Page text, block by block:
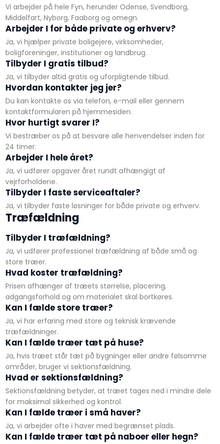
Vi arbejder på hele Fyn, herunder Odense, Svendborg,
Middelfart, Nyborg, Faaborg og omegn.
Arbejder I for både private og erhverv?
Ja, vi hjælper private boligejere, virksomheder,
boligforeninger, institutioner og landbrug.
Tilbyder I gratis tilbud?
Ja, vi tilbyder altid gratis og uforpligtende tilbud.
Hvordan kontakter jeg jer?
Du kan kontakte os via telefon, e-mail eller gennem
kontaktformularen på hjemmesiden.
Hvor hurtigt svarer I?
Vi bestræber os på at besvare alle henvendelser inden for
24 timer.
Arbejder I hele året?
Ja, vi udfører opgaver året rundt afhængigt af
vejrforholdene.
Tilbyder I faste serviceaftaler?
Ja, vi tilbyder faste løsninger for både private og erhverv.
Træfældning
Tilbyder I træfældning?
Ja, vi udfører professionel træfældning af både små og
store træer.
Hvad koster træfældning?
Prisen afhænger af træets størrelse, placering,
adgangsforhold og om materialet skal bortkøres.
Kan I fælde store træer?
Ja, vi har erfaring med store og teknisk krævende
træfældninger.
Kan I fælde træer tæt på huse?
Ja, hvis træet står tæt på bygninger eller andre følsomme
områder, bruger vi sektionsfældning.
Hvad er sektionsfældning?
Sektionsfældning betyder, at træet tages ned i mindre dele
for maksimal sikkerhed og kontrol.
Kan I fælde træer i små haver?
Ja, vi arbejder ofte i haver med begrænset plads.
Kan I fælde træer tæt på naboer eller hegn?